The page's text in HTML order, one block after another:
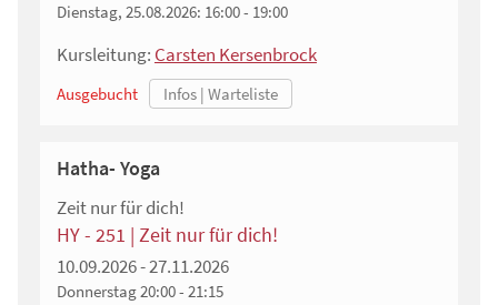
Dienstag, 25.08.2026: 16:00 - 19:00
Kursleitung: Carsten Kersenbrock
Ausgebucht
Hatha- Yoga
Zeit nur für dich!
HY - 251 | Zeit nur für dich!
10.09.2026 - 27.11.2026
Donnerstag20:00 - 21:15